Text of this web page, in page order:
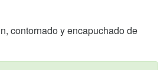
contornado y encapuchado de